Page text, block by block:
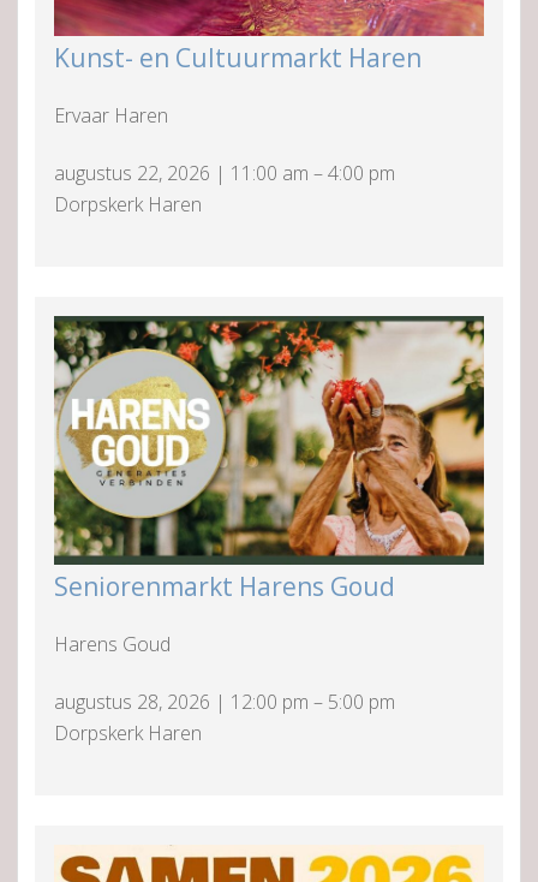
Kunst- en Cultuurmarkt Haren
Ervaar Haren
augustus 22, 2026 | 11:00 am –4:00 pm
Dorpskerk Haren
Seniorenmarkt Harens Goud
Harens Goud
augustus 28, 2026 | 12:00 pm – 5:00 pm
Dorpskerk Haren